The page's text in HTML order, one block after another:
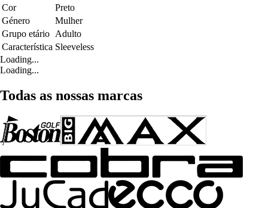
Cor
Preto
Género
Mulher
Grupo etário Adulto
Característica Sleeveless
Loading...
Loading...
Todas as nossas marcas